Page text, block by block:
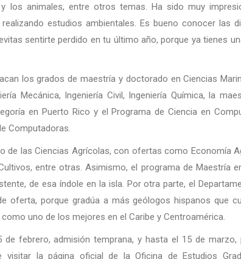
los animales, entre otros temas. Ha sido muy
estudios ambientales. Es bueno conocer las
sentirte perdido en tu último año, porque ya tienes
los grados de maestría y doctorado en Ciencias
Mecánica, Ingeniería Civil, Ingeniería Química, la
en Puerto Rico y el Programa de Ciencia en
Computadoras.
de las Ciencias Agrícolas, con ofertas como Economía
entre otras. Asimismo, el programa de Maestría
de esa índole en la isla. Por otra parte, el
oferta, porque gradúa a más geólogos hispanos que
uno de los mejores en el Caribe y Centroamérica.
febrero, admisión temprana, y hasta el 15 de marzo,
la página oficial de la Oficina de Estudios